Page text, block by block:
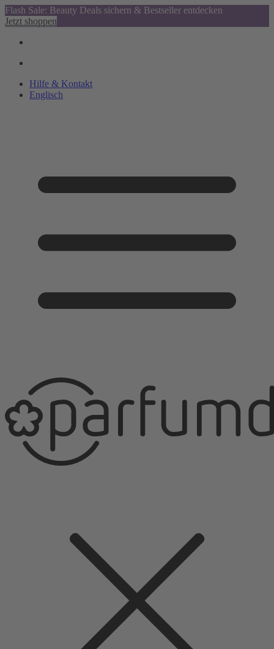
Flash Sale: Beauty Deals sichern & Bestseller entdecken
Jetzt shoppen
Hilfe & Kontakt
Englisch